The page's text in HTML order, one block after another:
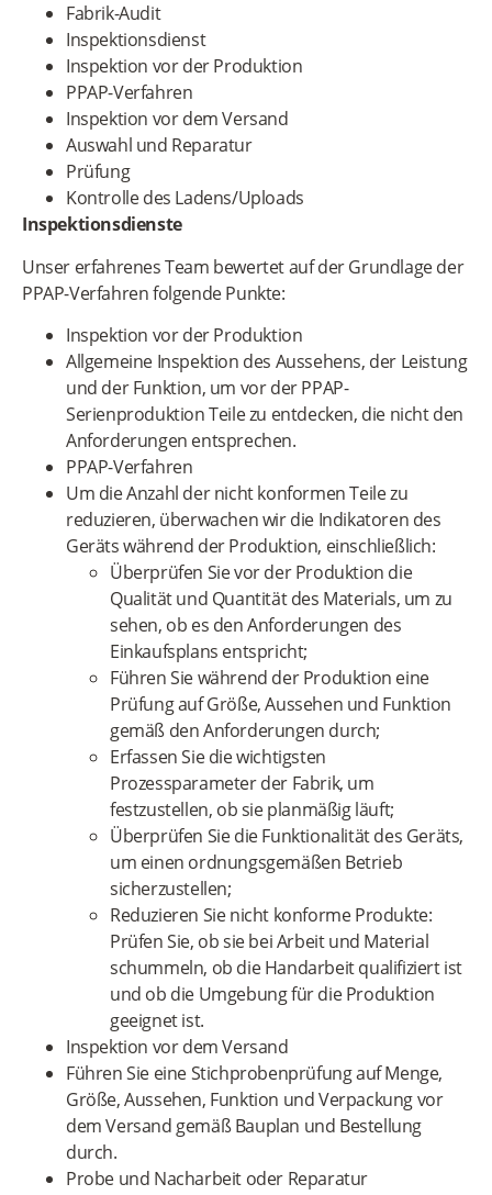
Fabrik-Audit
Inspektionsdienst
Inspektion vor der Produktion
PPAP-Verfahren
Inspektion vor dem Versand
Auswahl und Reparatur
Prüfung
Kontrolle des Ladens/Uploads
Inspektionsdienste
Unser erfahrenes Team bewertet auf der Grundlage der
PPAP-Verfahren folgende Punkte:
Inspektion vor der Produktion
Allgemeine Inspektion des Aussehens, der Leistung
und der Funktion, um vor der PPAP-
Serienproduktion Teile zu entdecken, die nicht den
Anforderungen entsprechen.
PPAP-Verfahren
Um die Anzahl der nicht konformen Teile zu
reduzieren, überwachen wir die Indikatoren des
Geräts während der Produktion, einschließlich:
Überprüfen Sie vor der Produktion die
Qualität und Quantität des Materials, um zu
sehen, ob es den Anforderungen des
Einkaufsplans entspricht;
Führen Sie während der Produktion eine
Prüfung auf Größe, Aussehen und Funktion
gemäß den Anforderungen durch;
Erfassen Sie die wichtigsten
Prozessparameter der Fabrik, um
festzustellen, ob sie planmäßig läuft;
Überprüfen Sie die Funktionalität des Geräts,
um einen ordnungsgemäßen Betrieb
sicherzustellen;
Reduzieren Sie nicht konforme Produkte:
Prüfen Sie, ob sie bei Arbeit und Material
schummeln, ob die Handarbeit qualifiziert ist
und ob die Umgebung für die Produktion
geeignet ist.
Inspektion vor dem Versand
Führen Sie eine Stichprobenprüfung auf Menge,
Größe, Aussehen, Funktion und Verpackung vor
dem Versand gemäß Bauplan und Bestellung
durch.
Probe und Nacharbeit oder Reparatur